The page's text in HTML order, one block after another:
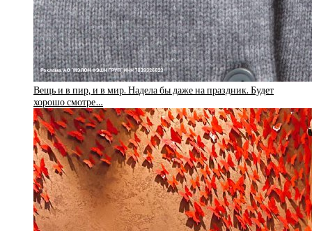
Вещь и в пир, и в мир. Надела бы даже на праздник. Будет
хорошо смотре…